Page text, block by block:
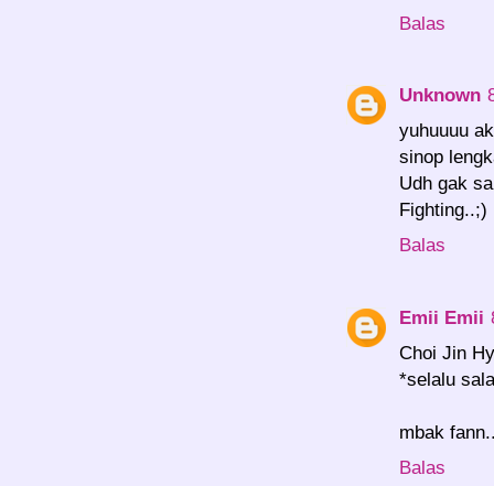
Balas
Unknown
yuhuuuu
sinop
Udh gak
Fighting..;)
Balas
Emii Emii
Choi Jin
*selalu
mbak
Balas